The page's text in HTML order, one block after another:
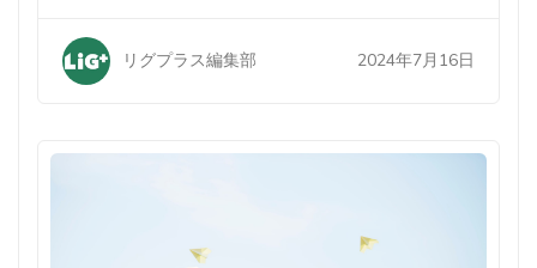
リグプラス編集部 2024年7月16日